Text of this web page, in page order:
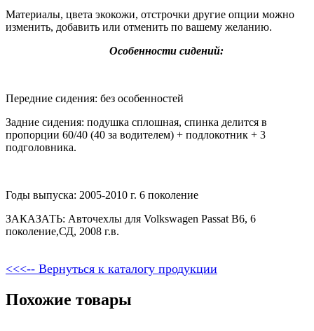
Материалы, цвета экокожи, отстрочки другие опции можно
изменить, добавить или отменить по вашему желанию.
Особенности сидений:
Передние сидения: без особенностей
Задние сидения: подушка сплошная, спинка делится в
пропорции 60/40 (40 за водителем) + подлокотник + 3
подголовника.
Годы выпуска: 2005-2010 г. 6 поколение
ЗАКАЗАТЬ: Авточехлы для Volkswagen Passat B6, 6
поколение,СД, 2008 г.в.
<<<-- Вернуться к каталогу продукции
Похожие товары